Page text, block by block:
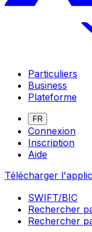
Particuliers
Business
Plateforme
FR
Connexion
Inscription
Aide
Télécharger
SWIFT/BIC
Rechercher
Rechercher